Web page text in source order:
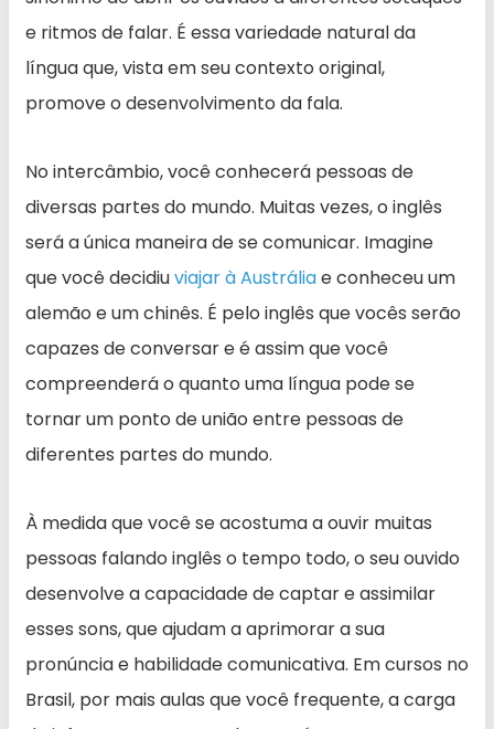
e ritmos de falar. É essa variedade natural da
língua que, vista em seu contexto original,
promove o desenvolvimento da fala.
No intercâmbio, você conhecerá pessoas de
diversas partes do mundo. Muitas vezes, o inglês
será a única maneira de se comunicar. Imagine
que você decidiuviajar à Austráliae conheceu um
alemão e um chinês. É pelo inglês que vocês serão
capazes de conversar e é assim que você
compreenderá o quanto uma língua pode se
tornar um ponto de união entre pessoas de
diferentes partes do mundo.
À medida que você se acostuma a ouvir muitas
pessoas falando inglês o tempo todo, o seu ouvido
desenvolve a capacidade de captar e assimilar
esses sons, que ajudam a aprimorar a sua
pronúncia e habilidade comunicativa. Em cursos no
Brasil, por mais aulas que você frequente, a carga